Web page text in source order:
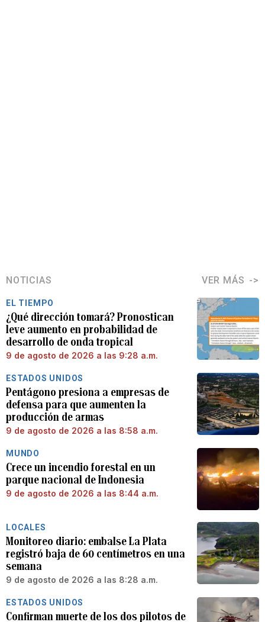
NOTICIAS VER MÁS
EL TIEMPO
¿Qué dirección tomará? Pronostican
leve aumento en probabilidad de
desarrollo de onda tropical
9 de agosto de 2026 a las 9:28 a.m.
ESTADOS UNIDOS
Pentágono presiona a empresas de
defensa para que aumenten la
producción de armas
9 de agosto de 2026 a las 8:58 a.m.
MUNDO
Crece un incendio forestal en un
parque nacional de Indonesia
9 de agosto de 2026 a las 8:44 a.m.
LOCALES
Monitoreo diario: embalse La Plata
registró baja de 60 centímetros en una
semana
9 de agosto de 2026 a las 8:28 a.m.
ESTADOS UNIDOS
Confirman muerte de los dos pilotos de